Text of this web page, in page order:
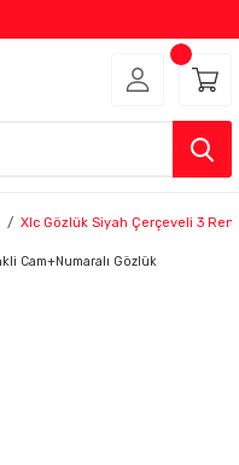
Xlc Gözlük Siyah Çerçeveli 3